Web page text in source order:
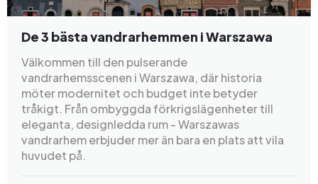
De 3 bästa vandrarhemmen i Warszawa
Välkommen till den pulserande
vandrarhemsscenen i Warszawa, där historia
möter modernitet och budget inte betyder
tråkigt. Från ombyggda förkrigslägenheter till
eleganta, designledda rum - Warszawas
vandrarhem erbjuder mer än bara en plats att vila
huvudet på.